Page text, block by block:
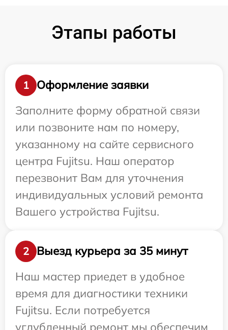
Этапы работы
1
Оформление заявки
Заполните форму обратной связи
или позвоните нам по номеру,
указанному на сайте сервисного
центра Fujitsu. Наш оператор
перезвонит Вам для уточнения
индивидуальных условий ремонта
Вашего устройства Fujitsu.
2
Выезд курьера за 35 минут
Наш мастер приедет в удобное
время для диагностики техники
Fujitsu. Если потребуется
углубленный ремонт мы обеспечим